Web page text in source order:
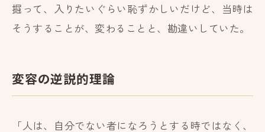
掘って、入りたいぐらい恥ずかしいだけど、当時は
そうすることが、変わることと、勘違いしていた。
変容の逆説的理論
「人は、自分でない者になろうとする時ではなく、